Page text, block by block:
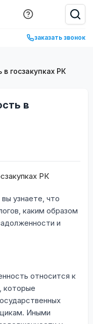
заказать звонок
госзакупках РК
в
вы узнаете, что
каким образом
и
относится к
которые
Иными